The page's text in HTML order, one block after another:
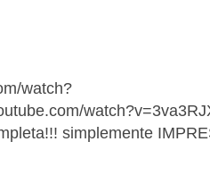
watch?
simplemente